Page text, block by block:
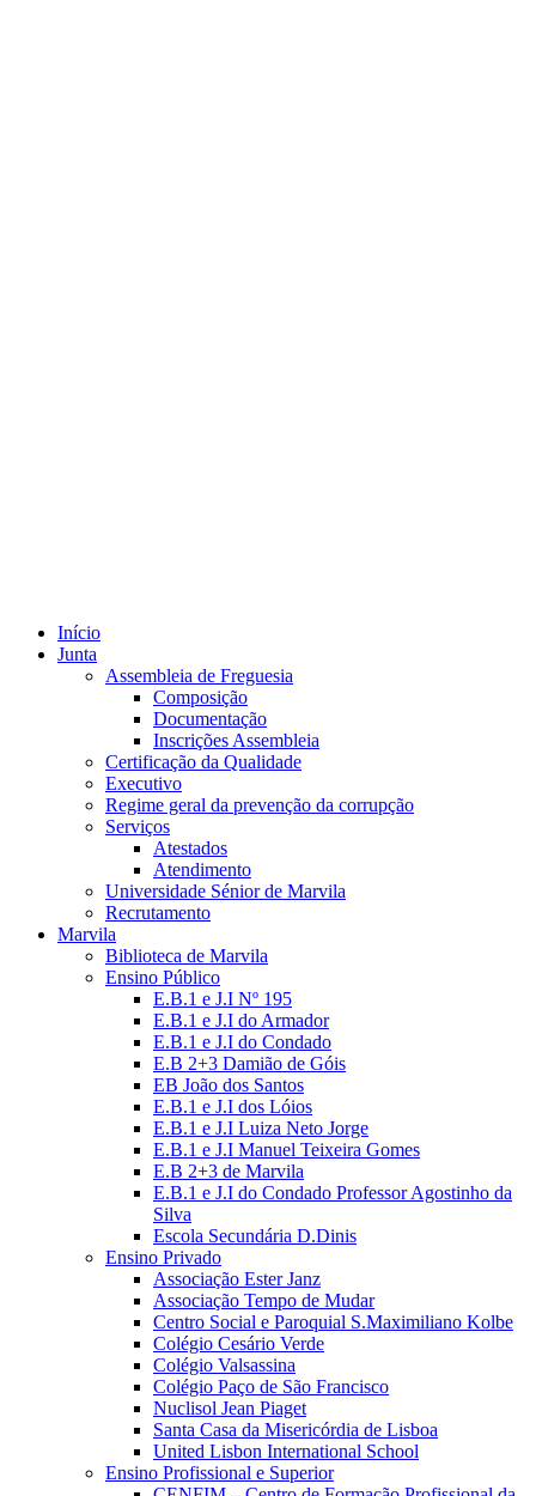
Início
Junta
Assembleia de Freguesia
Composição
Documentação
Inscrições Assembleia
Certificação da Qualidade
Executivo
Regime geral da prevenção da corrupção
Serviços
Atestados
Atendimento
Universidade Sénior de Marvila
Recrutamento
Marvila
Biblioteca de Marvila
Ensino Público
E.B.1 e J.I Nº 195
E.B.1 e J.I do Armador
E.B.1 e J.I do Condado
E.B 2+3 Damião de Góis
EB João dos Santos
E.B.1 e J.I dos Lóios
E.B.1 e J.I Luiza Neto Jorge
E.B.1 e J.I Manuel Teixeira Gomes
E.B 2+3 de Marvila
E.B.1 e J.I do Condado Professor Agostinho da
Silva
Escola Secundária D.Dinis
Ensino Privado
Associação Ester Janz
Associação Tempo de Mudar
Centro Social e Paroquial S.Maximiliano Kolbe
Colégio Cesário Verde
Colégio Valsassina
Colégio Paço de São Francisco
Nuclisol Jean Piaget
Santa Casa da Misericórdia de Lisboa
United Lisbon International School
Ensino Profissional e Superior